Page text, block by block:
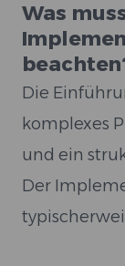
Was
Die
komplexes
und ein
Der